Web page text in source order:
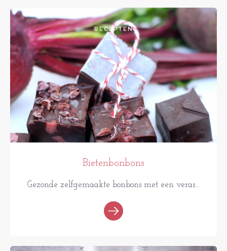
RECEPTEN
Bietenbonbons
Gezonde zelfgemaakte bonbons met een veras...